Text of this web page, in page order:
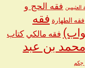
العثيمين فقه الحج و
فقه الطهارة فقه
فقه مالكي كتاب
محمد بن عبد
حِكم